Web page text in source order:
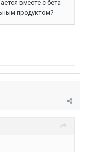
вместе с бета-
продуктом?